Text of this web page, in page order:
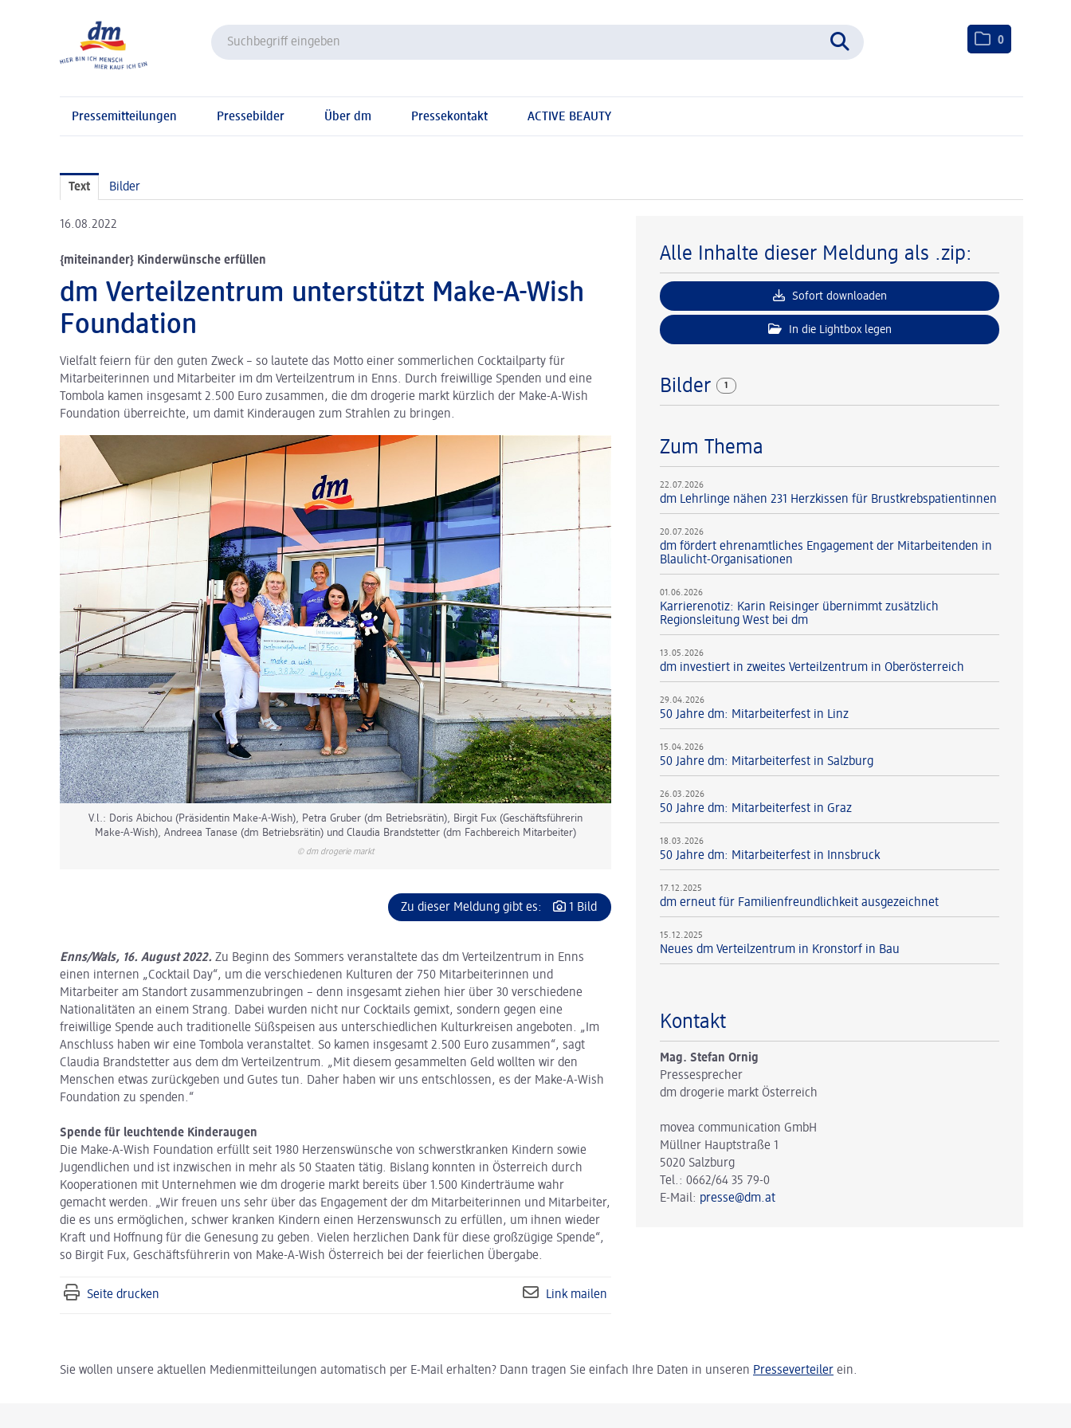
0
Pressemitteilungen Pressebilder Über dm Pressekontakt ACTIVE BEAUTY
Text Bilder
16.08.2022
{miteinander} Kinderwünsche erfüllen
dm Verteilzentrum unterstützt Make-A-Wish
Foundation
Vielfalt feiern für den guten Zweck – so lautete das Motto einer sommerlichen Cocktailparty für
Mitarbeiterinnen und Mitarbeiter im dm Verteilzentrum in Enns. Durch freiwillige Spenden und eine
Tombola kamen insgesamt 2.500 Euro zusammen, die dm drogerie markt kürzlich der Make-A-Wish
Foundation überreichte, um damit Kinderaugen zum Strahlen zu bringen.
V.l.: Doris Abichou (Präsidentin Make-A-Wish), Petra Gruber (dm Betriebsrätin), Birgit Fux (Geschäftsführerin
Make-A-Wish), Andreea Tanase (dm Betriebsrätin) und Claudia Brandstetter (dm Fachbereich Mitarbeiter)
© dm drogerie markt
Zu dieser Meldung gibt es: 1 Bild
Enns/Wals, 16. August 2022. Zu Beginn des Sommers veranstaltete das dm Verteilzentrum in Enns
einen internen „Cocktail Day“, um die verschiedenen Kulturen der 750 Mitarbeiterinnen und
Mitarbeiter am Standort zusammenzubringen – denn insgesamt ziehen hier über 30 verschiedene
Nationalitäten an einem Strang. Dabei wurden nicht nur Cocktails gemixt, sondern gegen eine
freiwillige Spende auch traditionelle Süßspeisen aus unterschiedlichen Kulturkreisen angeboten. „Im
Anschluss haben wir eine Tombola veranstaltet. So kamen insgesamt 2.500 Euro zusammen“, sagt
Claudia Brandstetter aus dem dm Verteilzentrum. „Mit diesem gesammelten Geld wollten wir den
Menschen etwas zurückgeben und Gutes tun. Daher haben wir uns entschlossen, es der Make-A-Wish
Foundation zu spenden.“
Spende für leuchtende Kinderaugen
Die Make-A-Wish Foundation erfüllt seit 1980 Herzenswünsche von schwerstkranken Kindern sowie
Jugendlichen und ist inzwischen in mehr als 50 Staaten tätig. Bislang konnten in Österreich durch
Kooperationen mit Unternehmen wie dm drogerie markt bereits über 1.500 Kinderträume wahr
gemacht werden. „Wir freuen uns sehr über das Engagement der dm Mitarbeiterinnen und Mitarbeiter,
die es uns ermöglichen, schwer kranken Kindern einen Herzenswunsch zu erfüllen, um ihnen wieder
Kraft und Hoffnung für die Genesung zu geben. Vielen herzlichen Dank für diese großzügige Spende“,
so Birgit Fux, Geschäftsführerin von Make-A-Wish Österreich bei der feierlichen Übergabe.
Seite drucken Link mailen
Alle Inhalte dieser Meldung als .zip:
Sofort downloaden
In die Lightbox legen
Bilder 1
Zum Thema
22.07.2026
dm Lehrlinge nähen 231 Herzkissen für Brustkrebspatientinnen
20.07.2026
dm fördert ehrenamtliches Engagement der Mitarbeitenden in
Blaulicht-Organisationen
01.06.2026
Karrierenotiz: Karin Reisinger übernimmt zusätzlich
Regionsleitung West bei dm
13.05.2026
dm investiert in zweites Verteilzentrum in Oberösterreich
29.04.2026
50 Jahre dm: Mitarbeiterfest in Linz
15.04.2026
50 Jahre dm: Mitarbeiterfest in Salzburg
26.03.2026
50 Jahre dm: Mitarbeiterfest in Graz
18.03.2026
50 Jahre dm: Mitarbeiterfest in Innsbruck
17.12.2025
dm erneut für Familienfreundlichkeit ausgezeichnet
15.12.2025
Neues dm Verteilzentrum in Kronstorf in Bau
Kontakt
Mag. Stefan Ornig
Pressesprecher
dm drogerie markt Österreich
movea communication GmbH
Müllner Hauptstraße 1
5020 Salzburg
Tel.: 0662/64 35 79-0
E-Mail: presse@dm.at
Sie wollen unsere aktuellen Medienmitteilungen automatisch per E-Mail erhalten? Dann tragen Sie einfach Ihre Daten in unseren Presseverteiler ein.